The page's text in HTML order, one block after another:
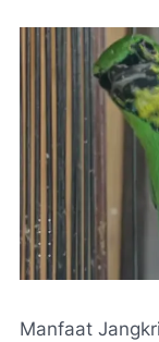
Manfaat